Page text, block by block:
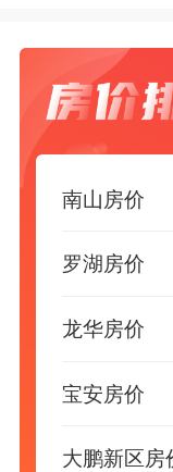
南山房价
罗湖房价
龙华房价
宝安房价
大鹏新区房